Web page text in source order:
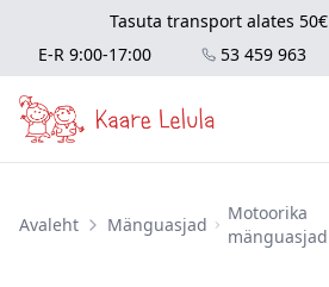
Tasuta transport alates
E-R 9:00-17:00
53 459 963
Avaleht Mänguasjad
Motoorika
mänguasjad